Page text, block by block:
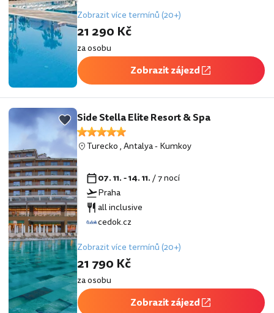
Zobrazit více termínů (20+)
21 290 Kč
za osobu
Zobrazit zájezd
Side Stella Elite Resort & Spa
Turecko,Antalya-Kumkoy
07. 11. - 14. 11./ 7 nocí
Praha
all inclusive
cedok.cz
Zobrazit více termínů (20+)
21 790 Kč
za osobu
Zobrazit zájezd